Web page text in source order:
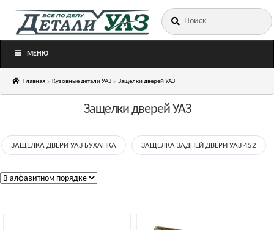
Перейти
Перейти
Искать:
МЕНЮ
Главная Кузовные детали УАЗ Защелки дверей УАЗ
Защелки дверей УАЗ
ЗАЩЕЛКА ДВЕРИ УАЗ БУХАНКА ЗАЩЕЛКА ЗАДНЕЙ ДВЕРИ УАЗ 452